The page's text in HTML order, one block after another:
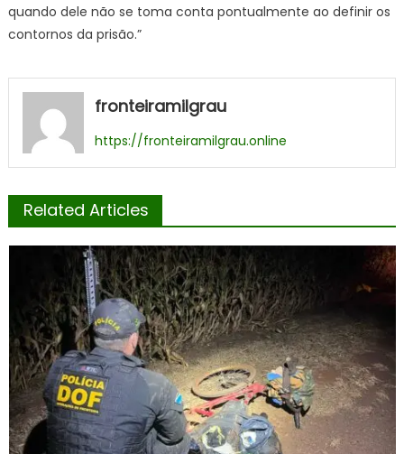
quando dele não se toma conta pontualmente ao definir os
contornos da prisão.”
fronteiramilgrau
https://fronteiramilgrau.online
Related Articles